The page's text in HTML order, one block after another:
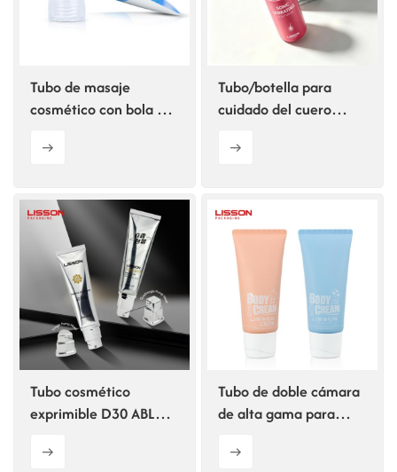
中文
Tubo de masaje
cosmético con bola de
mm 40 ml 5 con
Tubo/botella para
cuidado del cuero
vibratorio sónico
Tubo cosmético
exprimible D30 ABL
Tubo de doble cámara
de alta gama para